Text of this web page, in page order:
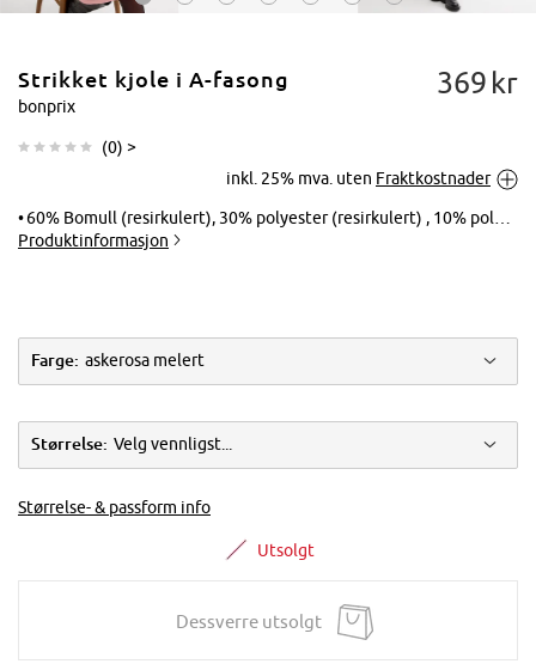
Trykk for å
forstørre
Strikket kjole i A-fasong
bonprix
(0) >
369 kr
inkl. 25% mva. uten Fraktkostnader
60% Bomull (resirkulert), 30% polyester (resirkulert) , 10% polyamid
Produktinformasjon
Farge: askerosa melert
Størrelse: Velg vennligst...
Størrelse- & passform info
Utsolgt
Dessverre utsolgt